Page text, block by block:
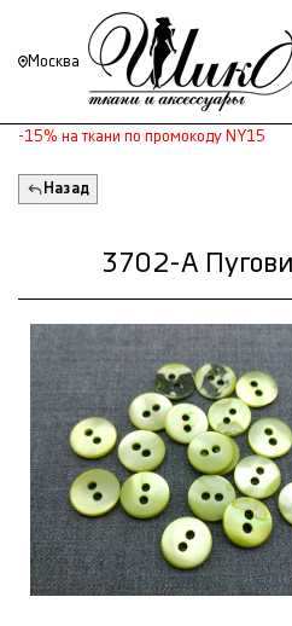
Москва
-15% на ткани по промокоду NY15
Назад
3702-А